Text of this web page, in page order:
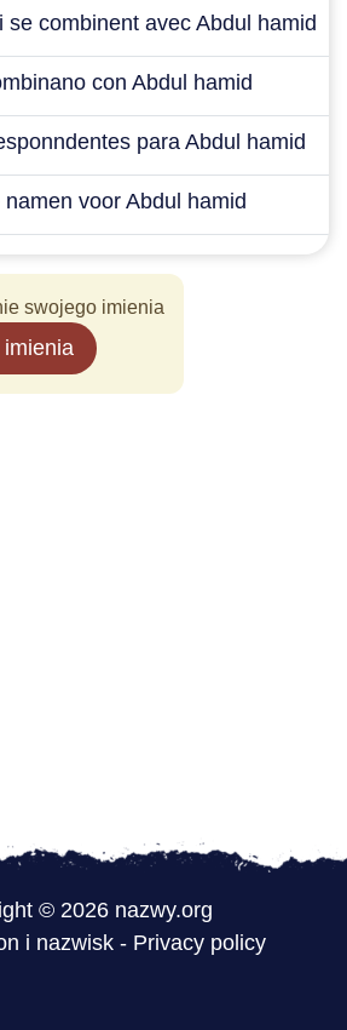
se combinent avec Abdul hamid
con Abdul hamid
para Abdul hamid
voor Abdul hamid
swojego imienia
imienia
© 2026 nazwy.org
i nazwisk- Privacy policy